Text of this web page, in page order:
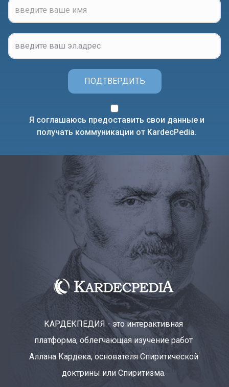
ПОДТВЕРДИТЬ
Я соглашаюсь предоставить свои данные и
получать коммуникации от KardecPedia.
КАРДЕКПЕДИЯ - это интерактивная
платформа, облегчающая изучение работ
Аллана Кардека, основателя Спиритической
доктрины или Спиритизма.